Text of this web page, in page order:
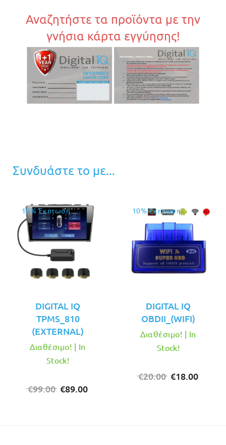
Αναζητήστε τα προϊόντα με την
γνήσια κάρτα εγγύησης!
Συνδυάστε το με...
10% Έκπτωση
DIGITAL IQ
TPMS_810
(EXTERNAL)
€99.00 Original
€89.00
Διαθέσιμο! | In
Stock!
10% Έκπτωση
DIGITAL IQ
OBDII_(WIFI)
€20.00 Original
€18.00
Διαθέσιμο! | In
Stock!